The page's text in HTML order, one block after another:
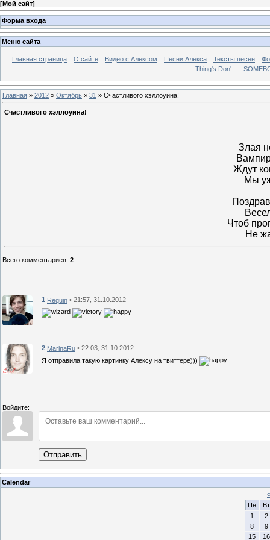
[Мой сайт]
Форма входа
Меню сайта
Главная страница О сайте Видео с Алексом Песни Алекса Тексты песен
Thing's Don'...
Главная » 2012 » Октябрь » 31 » Счастливого хэллоуина!
Счастливого хэллоуина!
Злая
Ждут
Мы
Чтоб
Не
Всего комментариев: 2
1 Requin • 21:57, 31.10.2012
2 MarinaRu • 22:03, 31.10.2012
Я отправила такую картинку Алексу на твиттере)))
Войдите:
Отправить
Calendar
«
Пн
Вт
1
2
8
9
15
16